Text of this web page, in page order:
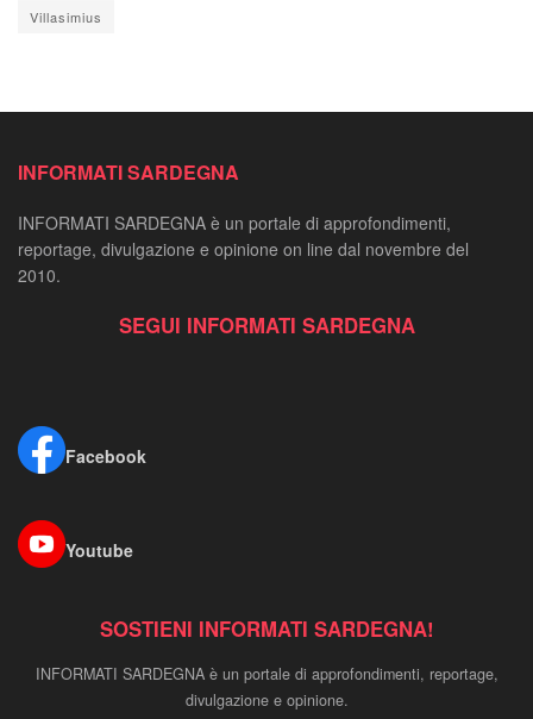
Villasimius
INFORMATI SARDEGNA
INFORMATI SARDEGNA è un portale di approfondimenti,
reportage, divulgazione e opinione on line dal novembre del
2010.
SEGUI INFORMATI SARDEGNA
Facebook
Youtube
SOSTIENI INFORMATI SARDEGNA!
INFORMATI SARDEGNA è un portale di approfondimenti, reportage,
divulgazione e opinione.